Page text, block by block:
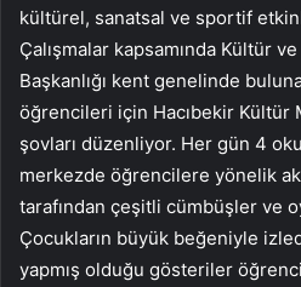
kültürel, sanatsal ve sportif
Çalışmalar kapsamında Kültür
Başkanlığı kent genelinde
öğrencileri için Hacıbekir Kültür
şovları düzenliyor. Her gün 4
merkezde öğrencilere yönelik
tarafından çeşitli cümbüşler ve
Çocukların büyük beğeniyle
yapmış olduğu gösteriler